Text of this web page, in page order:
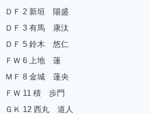
ＤＦ 2 新垣 陽盛
ＤＦ 3 有馬 康汰
ＤＦ 5 鈴木 悠仁
ＦＷ 6 上地 蓮
ＭＦ 8 金城 蓮央
ＦＷ 11 積 歩門
ＧＫ 12 西丸 道人